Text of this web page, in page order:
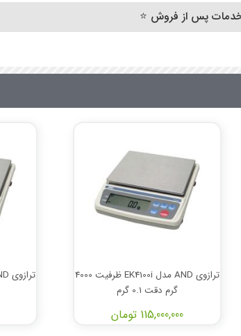
ترازوی AND مدل EK4100i ظرفیت 4000
گرم دقت 0.1 گرم
115,000,000 تومان